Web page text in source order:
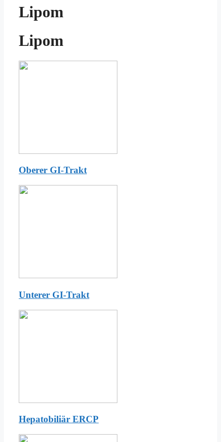
Lipom
Lipom
Oberer GI-Trakt
Unterer GI-Trakt
Hepatobiliär ERCP